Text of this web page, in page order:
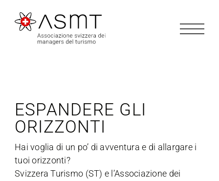
contenuto
ESPANDERE GLI
ORIZZONTI
Hai voglia di un po’ di avventura e di allargare i
tuoi orizzonti?
Svizzera Turismo (ST) e l’Associazione dei